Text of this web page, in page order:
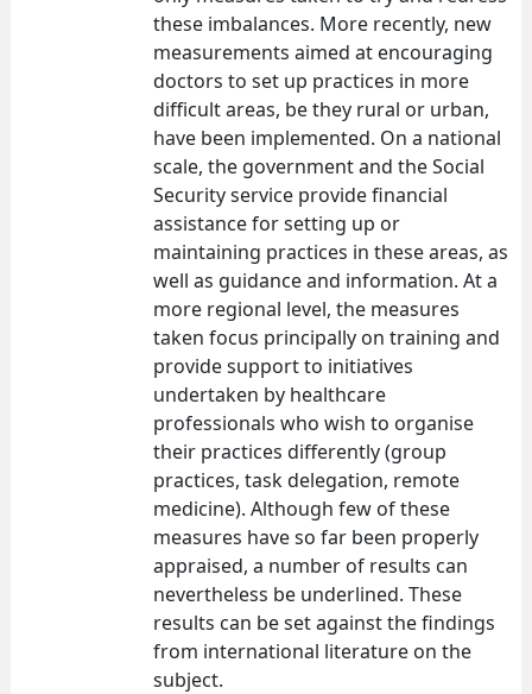
these imbalances. More recently, new
measurements aimed at encouraging
doctors to set up practices in more
difficult areas, be they rural or urban,
have been implemented. On a national
scale, the government and the Social
Security service provide financial
assistance for setting up or
maintaining practices in these areas, as
well as guidance and information. At a
more regional level, the measures
taken focus principally on training and
provide support to initiatives
undertaken by healthcare
professionals who wish to organise
their practices differently (group
practices, task delegation, remote
medicine). Although few of these
measures have so far been properly
appraised, a number of results can
nevertheless be underlined. These
results can be set against the findings
from international literature on the
subject.